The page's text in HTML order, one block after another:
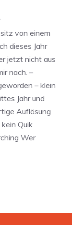
von einem
dieses Jahr
jetzt nicht aus
nach. –
– klein
Jahr und
Auflösung
Quik
Wer